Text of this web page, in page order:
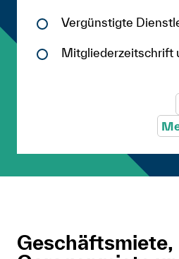
Vergünstigte
Mitgliederzeitschrift
Geschäftsmiete,